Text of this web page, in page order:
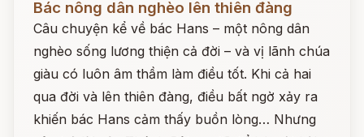
Bác nông dân nghèo lên thiên đàng
Câu chuyện kể về bác Hans – một nông dân
nghèo sống lương thiện cả đời – và vị lãnh chúa
giàu có luôn âm thầm làm điều tốt. Khi cả hai
qua đời và lên thiên đàng, điều bất ngờ xảy ra
khiến bác Hans cảm thấy buồn lòng… Nhưng